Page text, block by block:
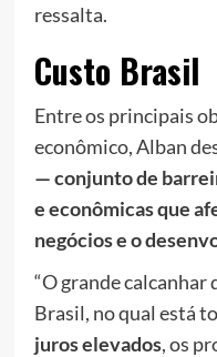
ressalta.
Custo Brasil
Entre os principais
econômico, Alban
— conjunto de
e econômicas que
negócios e o
“O grande calcanhar
Brasil, no qual está
juros elevados, os